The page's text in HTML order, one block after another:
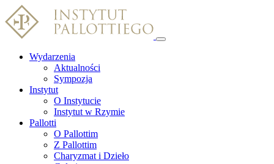
Wydarzenia
Aktualności
Sympozja
Instytut
O Instytucie
Instytut w Rzymie
Pallotti
O Pallottim
Z Pallottim
Charyzmat i Dzieło